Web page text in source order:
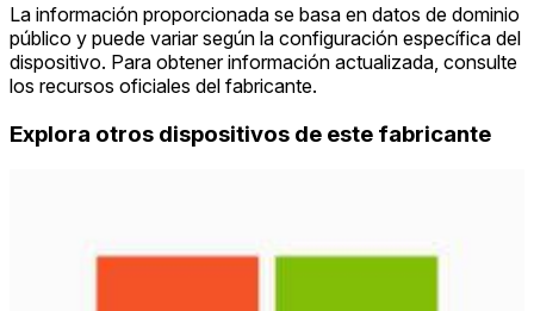
La información proporcionada se basa en datos de dominio
público y puede variar según la configuración específica del
dispositivo. Para obtener información actualizada, consulte
los recursos oficiales del fabricante.
Explora otros dispositivos de este fabricante